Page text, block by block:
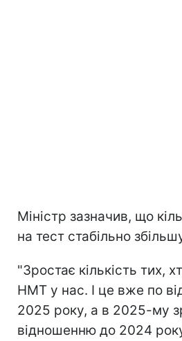
Міністр зазначив, що
на тест стабільно
"Зростає кількість тих,
НМТ у нас. І це вже по
2025 року, а в 2025-му
відношенню до 2024